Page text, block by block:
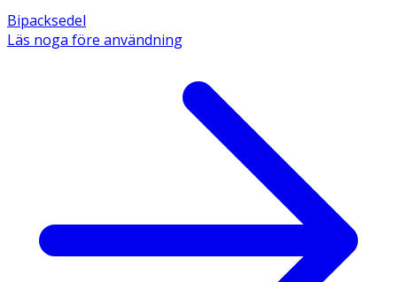
Bipacksedel
Läs noga före användning